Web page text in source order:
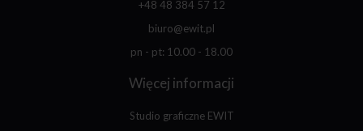
+48 48 384 57 12
biuro@ewit.pl
pn - pt: 10.00 - 18.00
Więcej informacji
Studio graficzne EWIT